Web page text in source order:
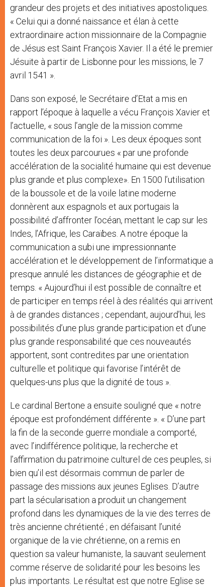
grandeur des projets et des initiatives apostoliques.
« Celui qui a donné naissance et élan à cette
extraordinaire action missionnaire de la Compagnie
de Jésus est Saint François Xavier. Il a été le premier
Jésuite à partir de Lisbonne pour les missions, le 7
avril 1541 ».
Dans son exposé, le Secrétaire d’Etat a mis en
rapport l’époque à laquelle a vécu François Xavier et
l’actuelle, « sous l’angle de la mission comme
communication de la foi ». Les deux époques sont
toutes les deux parcourues « par une profonde
accélération de la socialité humaine qui est devenue
plus grande et plus complexe». En 1500 l’utilisation
de la boussole et de la voile latine moderne
donnèrent aux espagnols et aux portugais la
possibilité d’affronter l’océan, mettant le cap sur les
Indes, l’Afrique, les Caraïbes. A notre époque la
communication a subi une impressionnante
accélération et le développement de l’informatique a
presque annulé les distances de géographie et de
temps. « Aujourd’hui il est possible de connaître et
de participer en temps réel à des réalités qui arrivent
à de grandes distances ; cependant, aujourd’hui, les
possibilités d’une plus grande participation et d’une
plus grande responsabilité que ces nouveautés
apportent, sont contredites par une orientation
culturelle et politique qui favorise l’intérêt de
quelques-uns plus que la dignité de tous ».
Le cardinal Bertone a ensuite souligné que « notre
époque est profondément différente ». « D’une part
la fin de la seconde guerre mondiale a comporté,
avec l’indifférence politique, la recherche et
l’affirmation du patrimoine culturel de ces peuples, si
bien qu’il est désormais commun de parler de
passage des missions aux jeunes Eglises. D’autre
part la sécularisation a produit un changement
profond dans les dynamiques de la vie des terres de
très ancienne chrétienté ; en défaisant l’unité
organique de la vie chrétienne, on a remis en
question sa valeur humaniste, la sauvant seulement
comme réserve de solidarité pour les besoins les
plus importants. Le résultat est que notre Eglise se